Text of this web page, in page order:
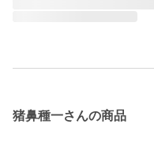
猪鼻種一さんの商品